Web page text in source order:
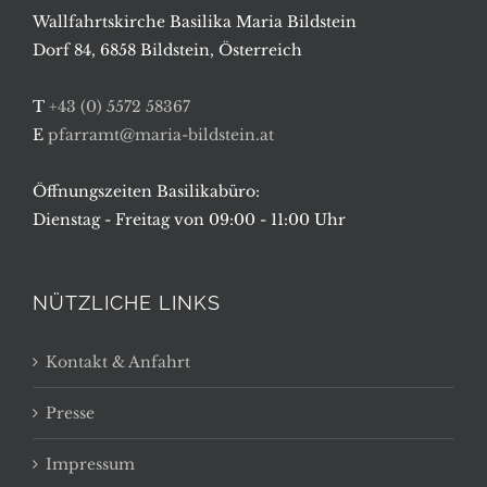
Wallfahrtskirche Basilika Maria Bildstein
Dorf 84, 6858 Bildstein, Österreich
T +43 (0) 5572 58367
E pfarramt@maria-bildstein.at
Öffnungszeiten Basilikabüro:
Dienstag - Freitag von 09:00 - 11:00 Uhr
NÜTZLICHE LINKS
Kontakt & Anfahrt
Presse
Impressum